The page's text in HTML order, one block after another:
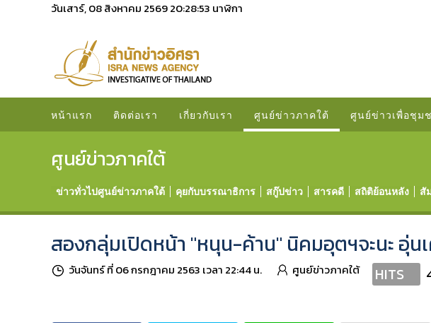
วันเสาร์, 08 สิงหาคม 256920:28:54 นาฬิกา
หน้าแรก ติดต่อเรา เกี่ยวกับเรา ศูนย์ข่าวภาคใต้ ศูนย์ข่าวเพื่อชุม
ศูนย์ข่าวภาคใต้
ข่าวทั่วไปศูนย์ข่าวภาคใต้ คุยกับบรรณาธิการ สกู๊ปข่าว สารคดี สถิติย้อนหลัง สั
สองกลุ่มเปิดหน้า "หนุน-ค้าน" นิคมอุตฯจะนะ อุ่น
วันจันทร์ ที่ 06 กรกฎาคม 2563 เวลา 22:44 น. ศูนย์ข่าวภาคใต้ HITS